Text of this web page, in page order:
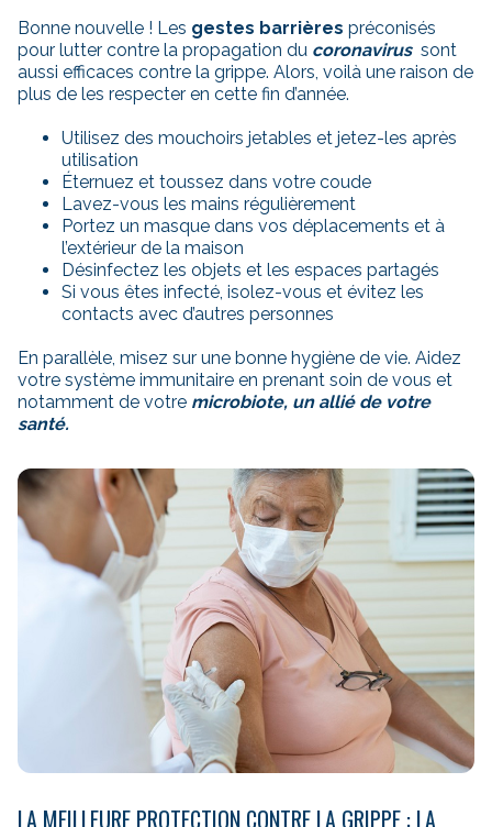
Bonne nouvelle ! Les gestes barrières préconisés
pour lutter contre la propagation du coronavirus sont
aussi efficaces contre la grippe. Alors, voilà une raison de
plus de les respecter en cette fin d’année.
Utilisez des mouchoirs jetables et jetez-les après
utilisation
Éternuez et toussez dans votre coude
Lavez-vous les mains régulièrement
Portez un masque dans vos déplacements et à
l’extérieur de la maison
Désinfectez les objets et les espaces partagés
Si vous êtes infecté, isolez-vous et évitez les
contacts avec d’autres personnes
En parallèle, misez sur une bonne hygiène de vie. Aidez
votre système immunitaire en prenant soin de vous et
notamment de votre microbiote, un allié de votre
santé.
LA MEILLEURE PROTECTION CONTRE LA GRIPPE : LA